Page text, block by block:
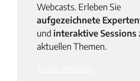
Webcasts. Erleben Sie
aufgezeichnete
und interaktive Sessions
aktuellen Themen.